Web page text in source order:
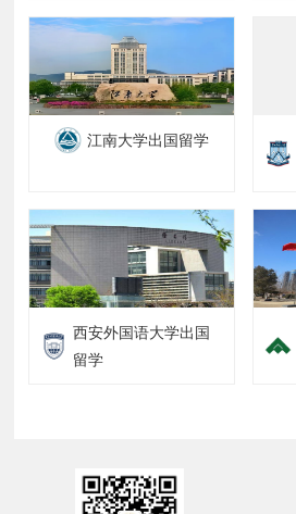
江南大学出国留学
西安外国语大学出国
留学